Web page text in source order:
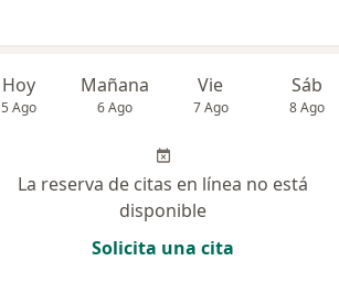
Hoy
5 Ago
Mañana
6 Ago
Vie
7 Ago
Sáb
8 Ago
La reserva de citas en línea no está
disponible
Solicita una cita